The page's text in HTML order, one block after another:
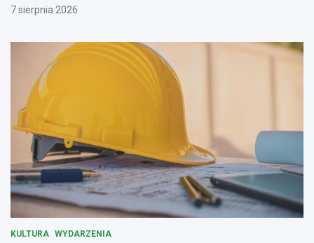
7 sierpnia 2026
KULTURA WYDARZENIA